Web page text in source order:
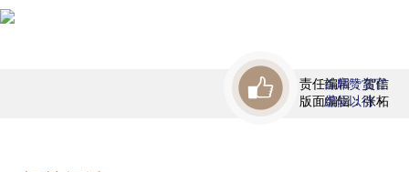
责任编辑：贺信
版面编辑：张柘
首席赞赏官
虚位以待